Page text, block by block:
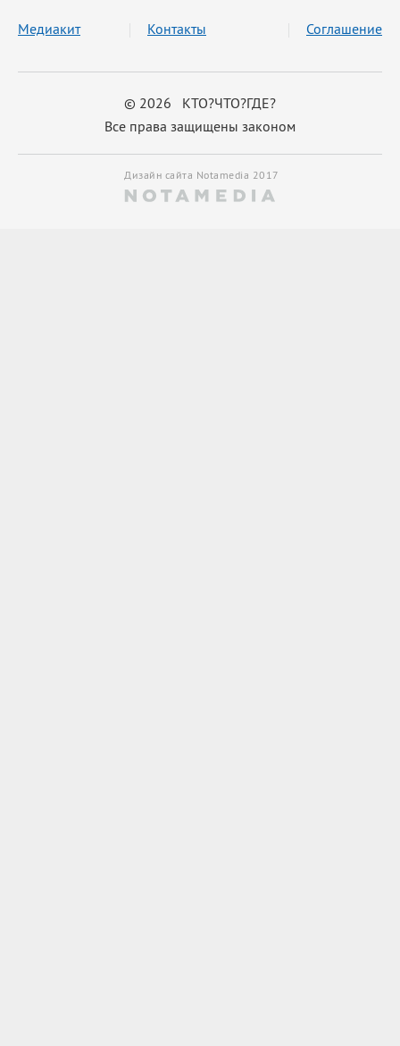
© 2026 КТО?ЧТО?ГДЕ?
Все права защищены законом
Медиакит Контакты Соглашение
Дизайн сайта Notamedia 2017